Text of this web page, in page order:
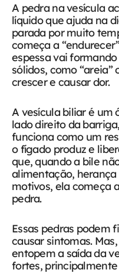
A pedra na vesícula
líquido que ajuda na
parada por muito
começa a
espessa vai
sólidos, como “areia”
crescer e causar dor.
A vesícula biliar é um
lado direito da
funciona como um
o fígado produz e
que, quando a bile
alimentação,
motivos, ela começa
pedra.
Essas pedras podem
causar sintomas.
entopem a saída da
fortes,